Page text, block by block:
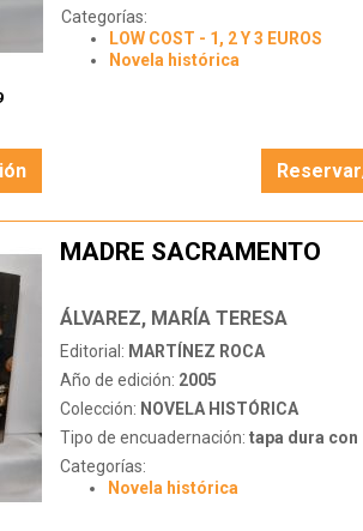
Categorías:
LOW COST - 1, 2 Y 3 EUROS
Novela histórica
MADRE SACRAMENTO
ÁLVAREZ, MARÍA TERESA
Editorial: MARTÍNEZ ROCA
Año de edición: 2005
Colección: NOVELA HISTÓRICA
Tipo de encuadernación: tapa dura con
Categorías:
Novela histórica